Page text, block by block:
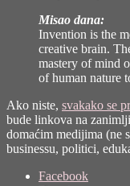
Misao dana:
Invention is the
creative brain.
mastery of mind
of human nature
Ako niste, svakako se
bude linkova na
domaćim medijima (ne
businessu, politici,
Share
Facebook